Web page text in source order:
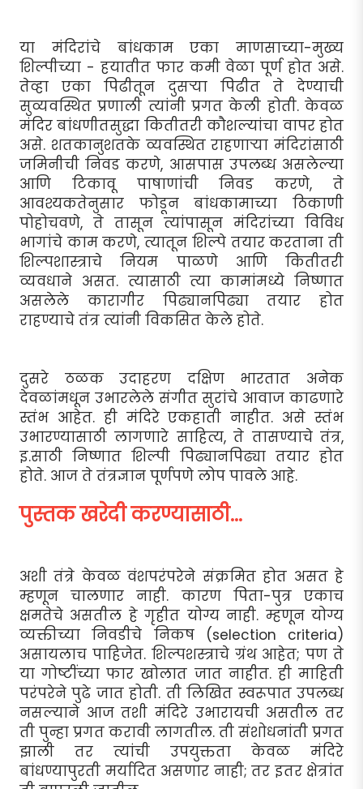
या मंदिरांचे बांधकाम एका माणसाच्या-मुख्य
शिल्पीच्या - हयातीत फार कमी वेळा पूर्ण होत असे.
तेव्हा एका पिढीतून दुसर्‍या पिढीत ते देण्याची
सुव्यवस्थित प्रणाली त्यांनी प्रगत केली होती. केवळ
मंदिर बांधणीतसुद्धा कितीतरी कौशल्यांचा वापर होत
असे. शतकानुशतके व्यवस्थित राहणार्‍या मंदिरांसाठी
जमिनीची निवड करणे, आसपास उपलब्ध असलेल्या
आणि टिकावू पाषाणांची निवड करणे, ते
आवश्यकतेनुसार फोडून बांधकामाच्या ठिकाणी
पोहोचवणे, ते तासून त्यांपासून मंदिरांच्या विविध
भागांचे काम करणे, त्यातून शिल्पे तयार करताना ती
शिल्पशास्त्राचे नियम पाळणे आणि कितीतरी
व्यवधाने असत. त्यासाठी त्या कामांमध्ये निष्णात
असलेले कारागीर पिढ्यानपिढ्या तयार होत
राहण्याचे तंत्र त्यांनी विकसित केले होते.
दुसरे ठळक उदाहरण दक्षिण भारतात अनेक
देवळांमधून उभारलेले संगीत सुरांचे आवाज काढणारे
स्तंभ आहेत. ही मंदिरे एकहाती नाहीत. असे स्तंभ
उभारण्यासाठी लागणारे साहित्य, ते तासण्याचे तंत्र,
इ.साठी निष्णात शिल्पी पिढ्यानपिढ्या तयार होत
होते. आज ते तंत्रज्ञान पूर्णपणे लोप पावले आहे.
पुस्तक खरेदी करण्यासाठी...
अशी तंत्रे केवळ वंशपरंपरेने संक्रमित होत असत हे
म्हणून चालणार नाही. कारण पिता-पुत्र एकाच
क्षमतेचे असतील हे गृहीत योग्य नाही. म्हणून योग्य
व्यक्तीच्या निवडीचे निकष (selection criteria)
असायलाच पाहिजेत. शिल्पशस्त्राचे ग्रंथ आहेत; पण ते
या गोष्टींच्या फार खोलात जात नाहीत. ही माहिती
परंपरेने पुढे जात होती. ती लिखित स्वरूपात उपलब्ध
नसल्याने आज तशी मंदिरे उभारायची असतील तर
ती पुन्हा प्रगत करावी लागतील. ती संशोधनांती प्रगत
झाली तर त्यांची उपयुक्तता केवळ मंदिरे
बांधण्यापुरती मर्यादित असणार नाही; तर इतर क्षेत्रांत